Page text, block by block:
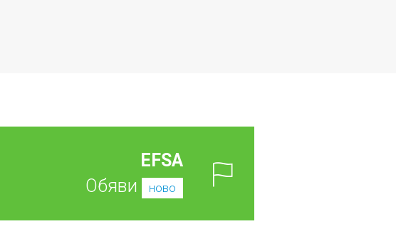
EFSA
Обяви
ново